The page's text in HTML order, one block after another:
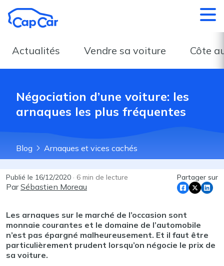
Actualités Vendre sa voiture Côte
Négociation d’une voiture: les
arnaques les plus fréquentes
Blog Arnaques et vices cachés
Publié le 16/12/2020 · 6 min de lecture
ParSébastien Moreau
Partager sur
Les arnaques sur le marché de l’occasion sont
monnaie courantes et le domaine de l’automobile
n’est pas épargné malheureusement. Et il faut être
particulièrement prudent lorsqu’on négocie le prix de
sa voiture.